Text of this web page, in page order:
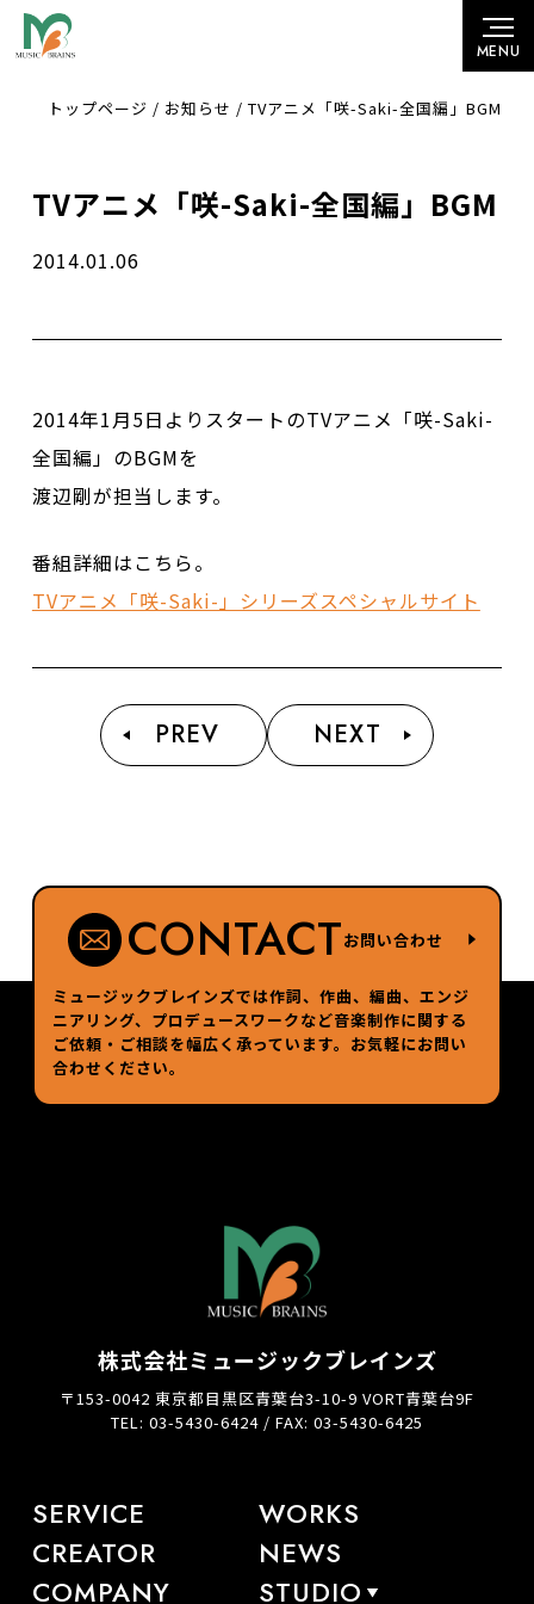
トップページ / お知らせ /TVアニメ「咲-Saki-全国編」BGM
TVアニメ「咲-Saki-全国編」BGM
2014.01.06
2014年1月5日よりスタートのTVアニメ「咲-Saki-
全国編」のBGMを
渡辺剛が担当します。
番組詳細はこちら。
TVアニメ「咲-Saki-」シリーズスペシャルサイト
PREV NEXT
CONTACTお問い合わせ
ミュージックブレインズでは作詞、作曲、編曲、エンジ
ニアリング、プロデュースワークなど音楽制作に関する
ご依頼・ご相談を幅広く承っています。お気軽にお問い
合わせください。
株式会社ミュージックブレインズ
〒153-0042 東京都目黒区青葉台3-10-9 VORT青葉台9F
TEL: 03-5430-6424 / FAX: 03-5430-6425
SERVICE
WORKS
CREATOR
NEWS
COMPANY
STUDIO